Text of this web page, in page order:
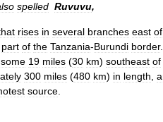
spelled Ruvuvu,
rises in several branches east of
part of the Tanzania-Burundi border.
some 19 miles (30 km) southeast of
300 miles (480 km) in length
source